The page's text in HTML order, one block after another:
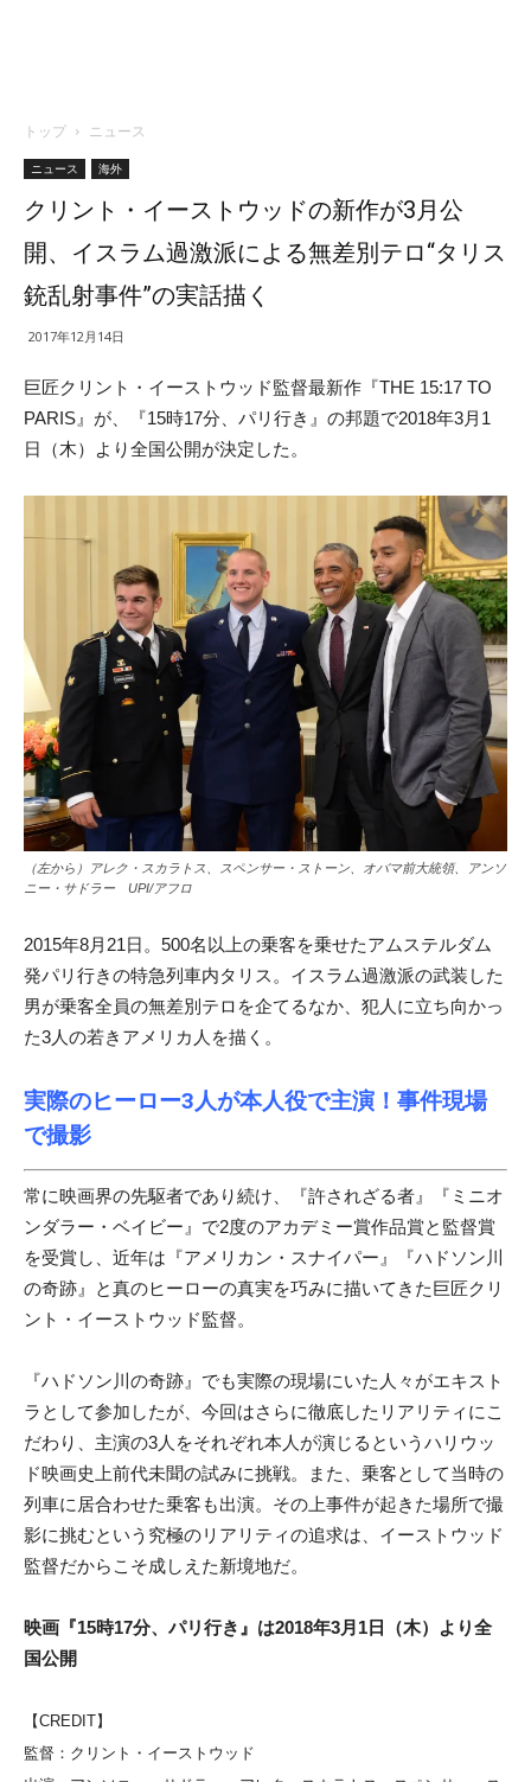
トップ ニュース
ニュース 海外
クリント・イーストウッドの新作が3月公
開、イスラム過激派による無差別テロ“タリス
銃乱射事件”の実話描く
2017年12月14日
巨匠クリント・イーストウッド監督最新作『THE 15:17 TO
PARIS』が、『15時17分、パリ行き』の邦題で2018年3月1
日（木）より全国公開が決定した。
（左から）アレク・スカラトス、スペンサー・ストーン、オバマ前大統領、アンソ
ニー・サドラー UPI/アフロ
2015年8月21日。500名以上の乗客を乗せたアムステルダム
発パリ行きの特急列車内タリス。イスラム過激派の武装した
男が乗客全員の無差別テロを企てるなか、犯人に立ち向かっ
た3人の若きアメリカ人を描く。
実際のヒーロー3人が本人役で主演！事件現場
で撮影
常に映画界の先駆者であり続け、『許されざる者』『ミニオ
ンダラー・ベイビー』で2度のアカデミー賞作品賞と監督賞
を受賞し、近年は『アメリカン・スナイパー』『ハドソン川
の奇跡』と真のヒーローの真実を巧みに描いてきた巨匠クリ
ント・イーストウッド監督。
『ハドソン川の奇跡』でも実際の現場にいた人々がエキスト
ラとして参加したが、今回はさらに徹底したリアリティにこ
だわり、主演の3人をそれぞれ本人が演じるというハリウッ
ド映画史上前代未聞の試みに挑戦。また、乗客として当時の
列車に居合わせた乗客も出演。その上事件が起きた場所で撮
影に挑むという究極のリアリティの追求は、イーストウッド
監督だからこそ成しえた新境地だ。
映画『15時17分、パリ行き』は2018年3月1日（木）より全
国公開
【CREDIT】
監督：クリント・イーストウッド